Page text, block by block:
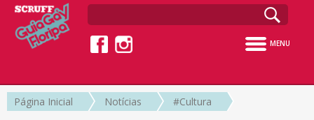
MENU
Página Inicial Notícias #Cultura